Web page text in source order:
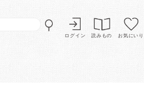
ログイン 読みもの お気にいり